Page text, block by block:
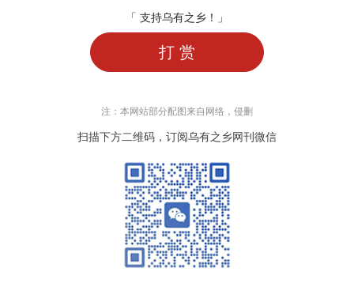
「 支持乌有之乡！」
打 赏
注：本网站部分配图来自网络，侵删
扫描下方二维码，订阅乌有之乡网刊微信